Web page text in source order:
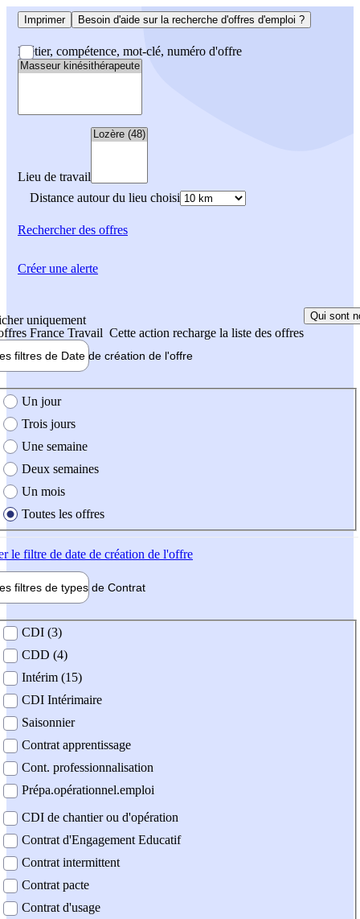
Imprimer Besoin d'aide sur la recherche d'offres d'emploi ?
Métier, compétence, mot-clé, numéro d'offre
Lieu de travail
Distance autour du lieu choisi
Rechercherdes offres
uniquement
France Travail Cette action recharge la liste des offres
Qui sont
filtres de Date de création de l'offre
création de l'offre
Un jour
Trois jours
Une semaine
Deux semaines
Un mois
Toutes les offres
le filtre de date de création de l'offre
filtres de types de Contrat
contrat
CDI (3)
CDD (4)
Intérim (15)
CDI Intérimaire
Saisonnier
Contrat apprentissage
Cont. professionnalisation
Prépa.opérationnel.emploi
CDI de chantier ou d'opération
Contrat d'Engagement Educatif
Contrat intermittent
Contrat pacte
Contrat d'usage
Créer une alerte